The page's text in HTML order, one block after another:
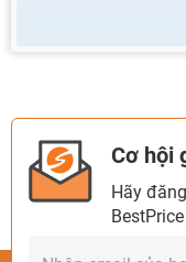
Cơ hội
Hãy